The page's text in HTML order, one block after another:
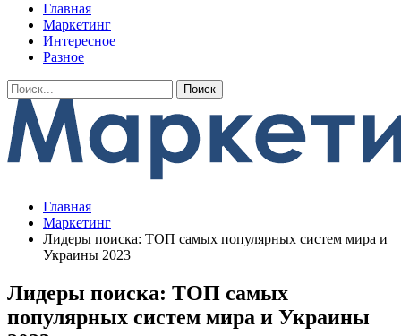
Главная
Маркетинг
Интересное
Разное
Главная
Маркетинг
Лидеры поиска: ТОП самых популярных систем мира и
Украины 2023
Лидеры поиска: ТОП самых
популярных систем мира и Украины